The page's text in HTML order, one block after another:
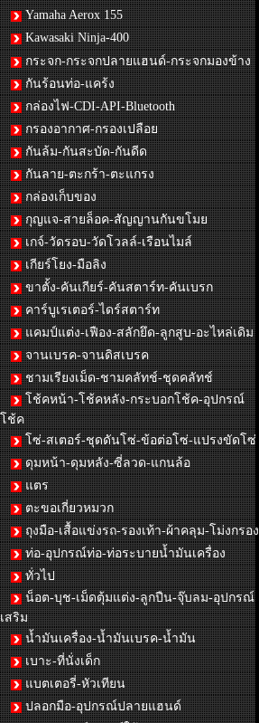
Yamaha Aerox 155
Kawasaki Ninja-400
กระจก-กระจกปลายแฮนด์-กระจกมองข้าง
กันร้อนท่อ-แคร้ง
กล่องไฟ-CDI-API-Bluetooth
กรองอากาศ-กรองเปลือย
กันล้ม-กันสะบัด-กันดีด
กันลาย-ตะกร้า-ตะแกรง
กล่องเก็บของ
กุญแจ-สายล็อค-สัญญานกันขโมย
เกจ์-วัดรอบ-วัดโวลล์-เรือนไมล์
เกียร์โยง-มือลิง
ขาตั้ง-คันเกียร์-คันสตาร์ท-คันเบรก
คาร์บูเรเตอร์-ไดร์สตาร์ท
แคมป์แต่ง-เฟือง-สลักยึด-ลูกสูบ-อะไหล่เดิม
จานเบรค-จานดิสเบรค
ชามเรียงเม็ด-ชามคลัทช์-ชุดคลัทช์
โช้คหน้า-โช้คหลัง-กระบอกโช้ค-อุปกรณ์
โช้ค
โซ่-สเตอร์-ชุดดันโซ่-ข้อต่อโซ่-แปรงขัดโซ่
ดุมหน้า-ดุมหลัง-ซี่ลวด-แกนล้อ
แตร
ตะขอเกี่ยวหมวก
ถุงมือ-เสื้อแข่งรถ-รองเท้า-ผ้าคลุม-โม่งกรอง
ท่อ-อุปกรณ์ท่อ-ท่อระบายน้ำมันเครื่อง
ทั่วไป
น็อต-บุช-เม็ดตุ้มแต่ง-ลูกปืน-จุ๊บลม-อุปกรณ์
เสริม
น้ำมันเครื่อง-น้ำมันเบรค-น้ำมัน
เบาะ-ที่นั่งเด็ก
แบตเตอรี่-หัวเทียน
ปลอกมือ-อุปกรณ์ปลายแฮนด์